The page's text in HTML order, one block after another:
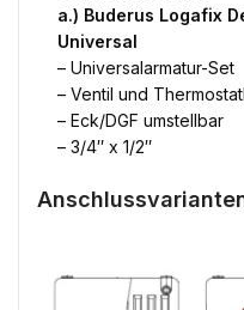
a.) Buderus Logafix
Universal
– Universalarmatur-Set
– Ventil und
– Eck/DGF umstellbar
– 3/4″ x 1/2″